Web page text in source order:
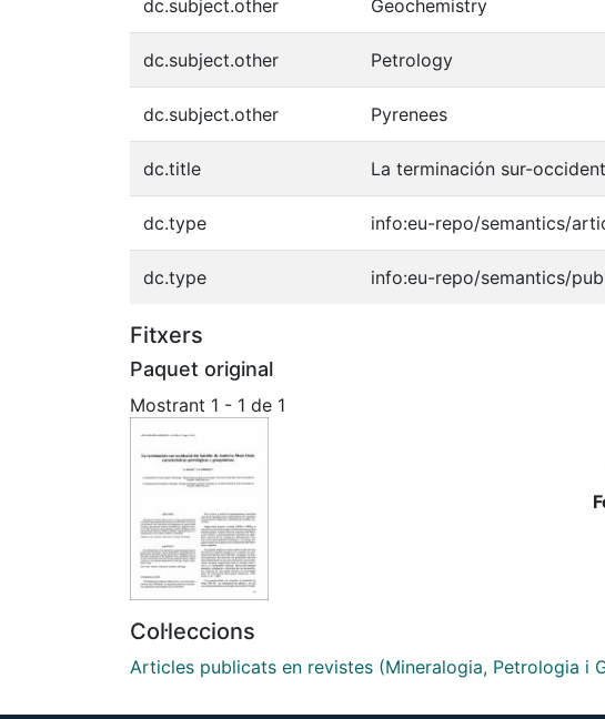
dc.subject.other Geochemistry
dc.subject.other Petrology
dc.subject.other Pyrenees
dc.title La terminación sur-
dc.type info:eu-repo/semantics/
dc.type info:eu-repo/semantics/
Fitxers
Paquet original
Mostrant 1 - 1 de 1
Col·leccions
Articles publicats en revistes (Mineralogia, Petrologia i